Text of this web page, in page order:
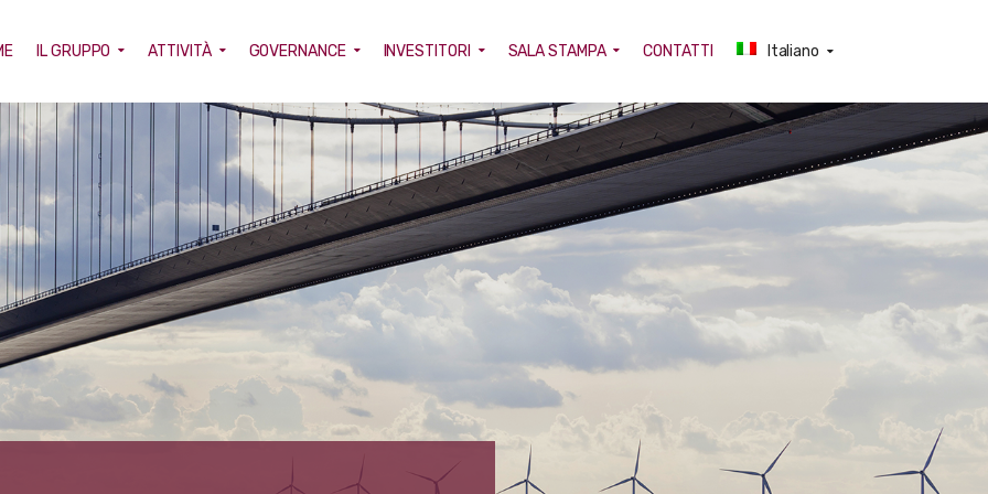
IL GRUPPO ATTIVITÀ GOVERNANCE INVESTITORI SALA STAMPA CONTATTI Italiano